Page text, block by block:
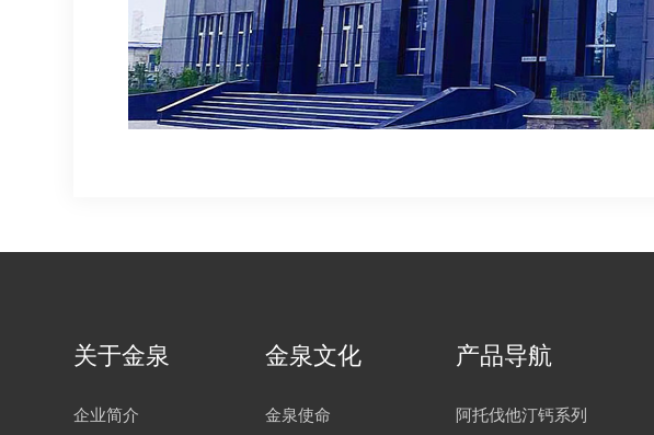
关于金泉
企业简介
金泉文化
金泉使命
产品导航
阿托伐他汀钙系列